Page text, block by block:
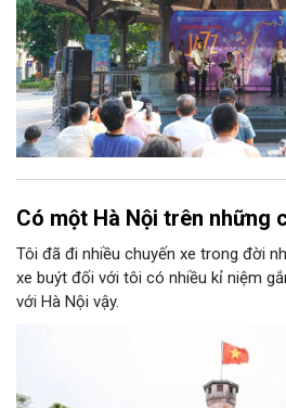
Có một Hà Nội trên những
Tôi đã đi nhiều chuyến xe trong đời
xe buýt đối với tôi có nhiều kỉ niệm
với Hà Nội vậy.